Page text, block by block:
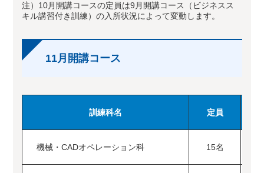
注）10月開講コースの定員は9月開講コース（ビジネスス
キル講習付き訓練）の入所状況によって変動します。
11月開講コース
訓練科名 定員
機械・CADオペレーション科 15名